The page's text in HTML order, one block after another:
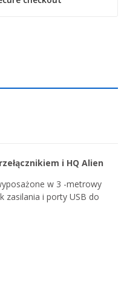
i HQ Alien
w 3 -metrowy
zasilania i porty USB do